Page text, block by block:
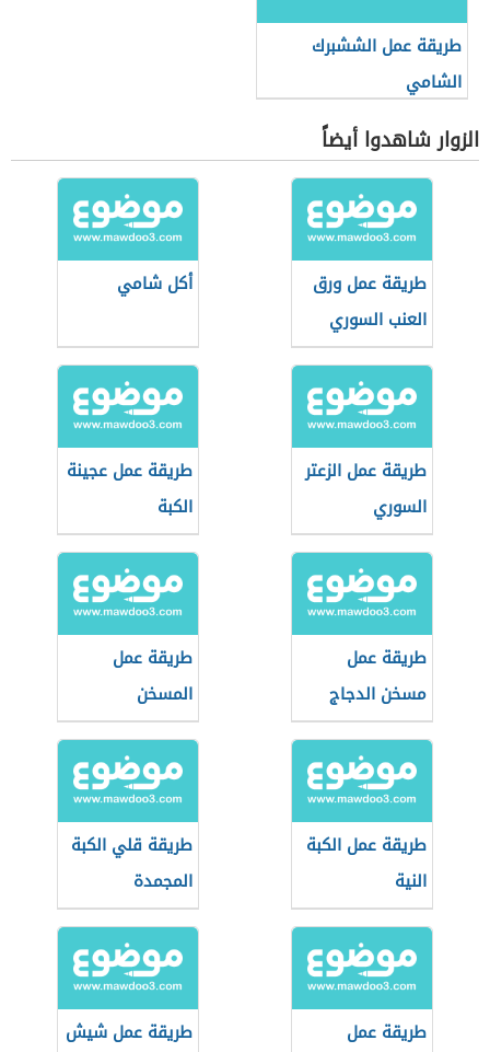
طريقة عمل الششبرك
الشامي
الزوار شاهدوا أيضاً
طريقة عمل ورق
العنب السوري
أكل شامي
طريقة عمل الزعتر
السوري
طريقة عمل عجينة
الكبة
طريقة عمل
مسخن الدجاج
طريقة عمل
المسخن
طريقة عمل الكبة
النية
طريقة قلي الكبة
المجمدة
طريقة عمل
طريقة عمل شيش